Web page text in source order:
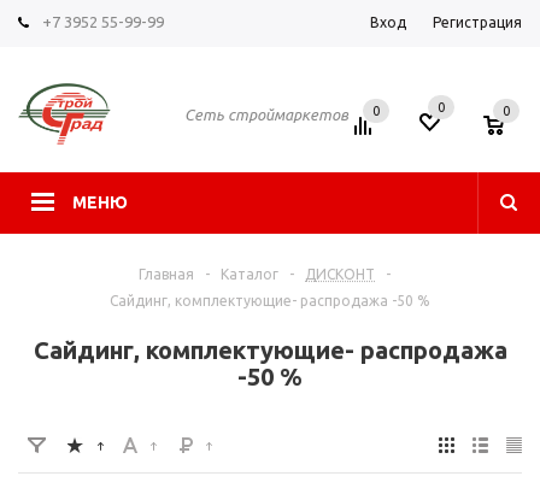
+7 3952 55-99-99 Вход Регистрация
Сеть строймаркетов
МЕНЮ
0 0 0
Главная - Каталог - ДИСКОНТ
-
Сайдинг, комплектующие- распродажа -50 %
Сайдинг, комплектующие- распродажа
-50 %